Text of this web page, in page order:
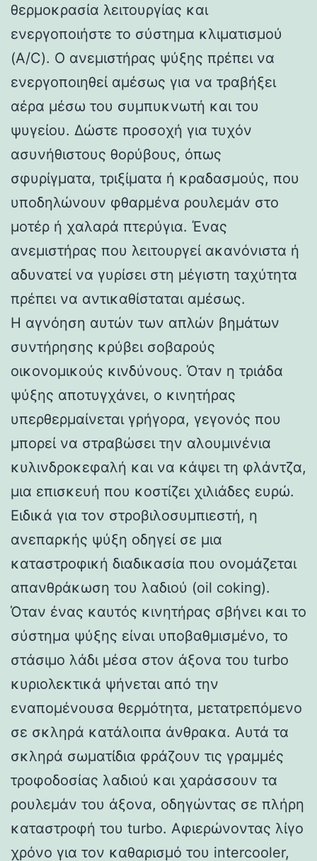
θερμοκρασία λειτουργίας και
ενεργοποιήστε το σύστημα κλιματισμού
(A/C). Ο ανεμιστήρας ψύξης πρέπει να
ενεργοποιηθεί αμέσως για να τραβήξει
αέρα μέσω του συμπυκνωτή και του
ψυγείου. Δώστε προσοχή για τυχόν
ασυνήθιστους θορύβους, όπως
σφυρίγματα, τριξίματα ή κραδασμούς, που
υποδηλώνουν φθαρμένα ρουλεμάν στο
μοτέρ ή χαλαρά πτερύγια. Ένας
ανεμιστήρας που λειτουργεί ακανόνιστα ή
αδυνατεί να γυρίσει στη μέγιστη ταχύτητα
πρέπει να αντικαθίσταται αμέσως.
Η αγνόηση αυτών των απλών βημάτων
συντήρησης κρύβει σοβαρούς
οικονομικούς κινδύνους. Όταν η τριάδα
ψύξης αποτυγχάνει, ο κινητήρας
υπερθερμαίνεται γρήγορα, γεγονός που
μπορεί να στραβώσει την αλουμινένια
κυλινδροκεφαλή και να κάψει τη φλάντζα,
μια επισκευή που κοστίζει χιλιάδες ευρώ.
Ειδικά για τον στροβιλοσυμπιεστή, η
ανεπαρκής ψύξη οδηγεί σε μια
καταστροφική διαδικασία που ονομάζεται
απανθράκωση του λαδιού (oil coking).
Όταν ένας καυτός κινητήρας σβήνει και το
σύστημα ψύξης είναι υποβαθμισμένο, το
στάσιμο λάδι μέσα στον άξονα του turbo
κυριολεκτικά ψήνεται από την
εναπομένουσα θερμότητα, μετατρεπόμενο
σε σκληρά κατάλοιπα άνθρακα. Αυτά τα
σκληρά σωματίδια φράζουν τις γραμμές
τροφοδοσίας λαδιού και χαράσσουν τα
ρουλεμάν του άξονα, οδηγώντας σε πλήρη
καταστροφή του turbo. Αφιερώνοντας λίγο
χρόνο για τον καθαρισμό του intercooler,